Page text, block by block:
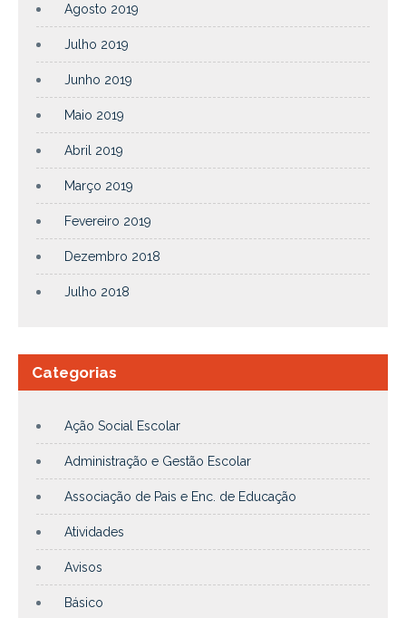
Agosto 2019
Julho 2019
Junho 2019
Maio 2019
Abril 2019
Março 2019
Fevereiro 2019
Dezembro 2018
Julho 2018
Categorias
Ação Social Escolar
Administração e Gestão Escolar
Associação de Pais e Enc. de Educação
Atividades
Avisos
Básico